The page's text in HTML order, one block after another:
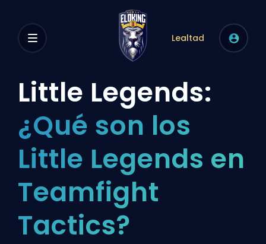
Lealtad
Little Legends:
¿Qué son los
Little Legends en
Teamfight
Tactics?